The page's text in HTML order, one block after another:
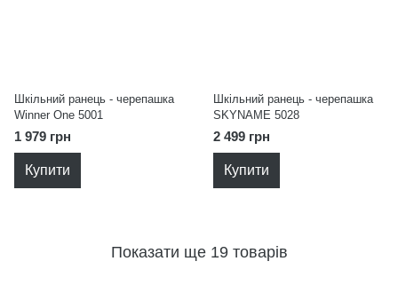
Шкільний ранець - черепашка
Winner Оne 5001
1 979 грн
Купити
Шкільний ранець - черепашка
SKYNAME 5028
2 499 грн
Купити
Показати ще 19 товарів